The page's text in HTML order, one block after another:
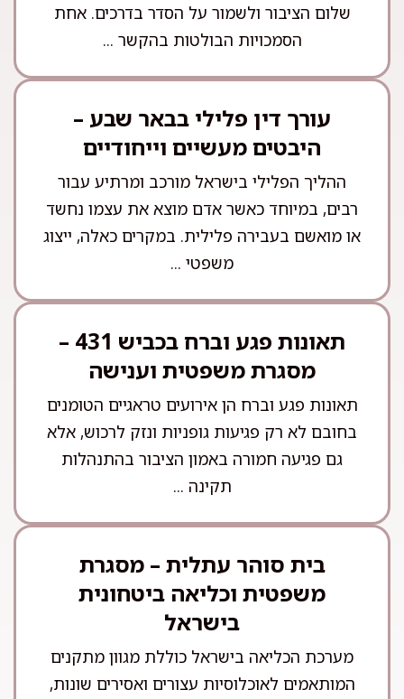
שלום הציבור ולשמור על הסדר בדרכים. אחת
הסמכויות הבולטות בהקשר ...
עורך דין פלילי בבאר שבע –
היבטים מעשיים וייחודיים
ההליך הפלילי בישראל מורכב ומרתיע עבור
רבים, במיוחד כאשר אדם מוצא את עצמו נחשד
או מואשם בעבירה פלילית. במקרים כאלה, ייצוג
משפטי ...
תאונות פגע וברח בכביש 431 –
מסגרת משפטית וענישה
תאונות פגע וברח הן אירועים טראגיים הטומנים
בחובם לא רק פגיעות גופניות ונזק לרכוש, אלא
גם פגיעה חמורה באמון הציבור בהתנהלות
תקינה ...
בית סוהר עתלית – מסגרת
משפטית וכליאה ביטחונית
בישראל
מערכת הכליאה בישראל כוללת מגוון מתקנים
המותאמים לאוכלוסיות עצורים ואסירים שונות,